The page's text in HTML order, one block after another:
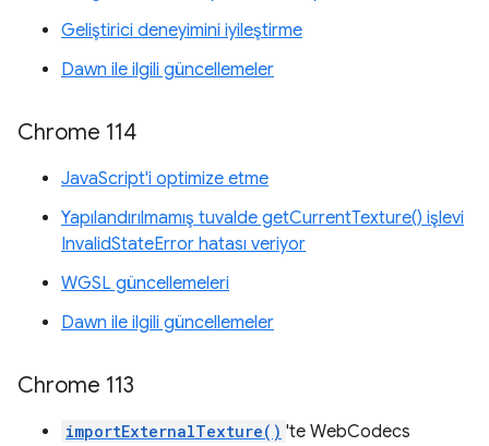
Geliştirici deneyimini iyileştirme
Dawn ile ilgili güncellemeler
Chrome 114
JavaScript'i optimize etme
Yapılandırılmamış tuvalde getCurrentTexture() işlevi
InvalidStateError hatası veriyor
WGSL güncellemeleri
Dawn ile ilgili güncellemeler
Chrome 113
importExternalTexture() 'te WebCodecs